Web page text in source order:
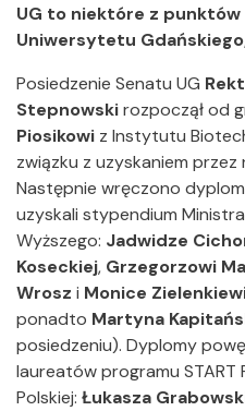
UG to niektóre z
Uniwersytetu
Posiedzenie Senatu UG
Stepnowskirozpoczął od
Piosikowi z Instytutu
związku z uzyskaniem
Następnie wręczono
uzyskali stypendium
Wyższego: Jadwidze
Koseckiej, Grzegorzowi
Wrosz i Monice
ponadto Martyna
posiedzeniu). Dyplomy
laureatów programu START
Polskiej: Łukasza